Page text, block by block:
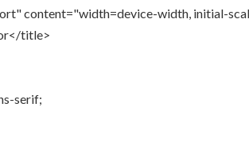
content="width=device-width, initial-
title>
serif;